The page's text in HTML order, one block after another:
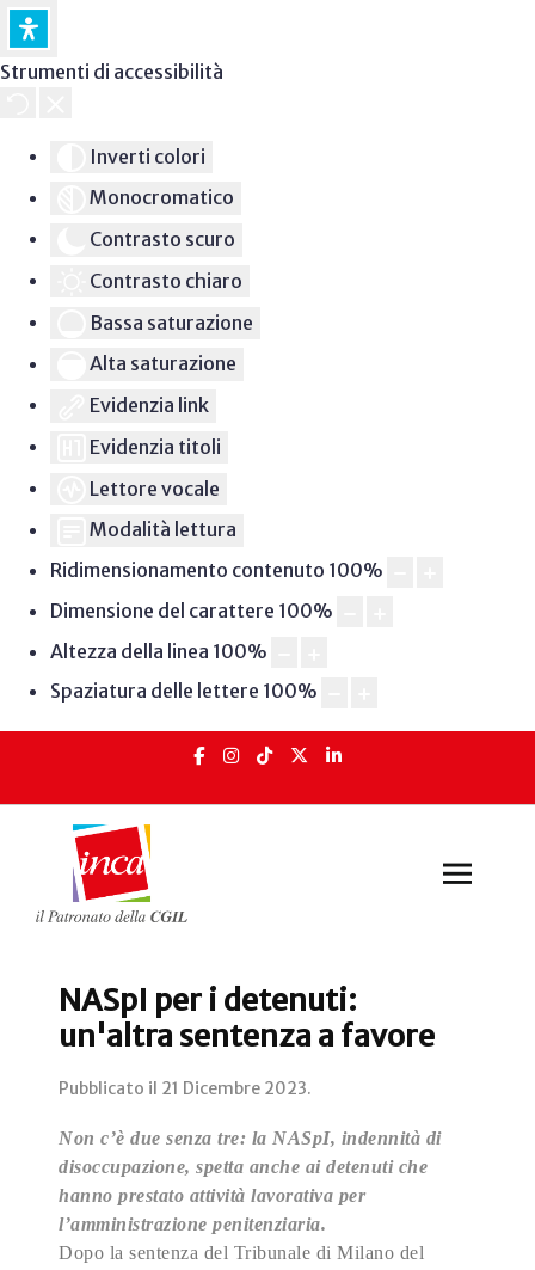
Strumenti di accessibilità
Inverti colori
Monocromatico
Contrasto scuro
Contrasto chiaro
Bassa saturazione
Alta saturazione
Evidenzia link
Evidenzia titoli
Lettore vocale
Modalità lettura
Ridimensionamento contenuto 100%
Dimensione del carattere 100%
Altezza della linea 100%
Spaziatura delle lettere 100%
NASpI per i detenuti:
un'altra sentenza a favore
Pubblicato il 21 Dicembre 2023.
Non c’è due senza tre: la NASpI, indennità di
disoccupazione, spetta anche ai detenuti che
hanno prestato attività lavorativa per
l’amministrazione penitenziaria.
Dopo la sentenza del Tribunale di Milano del